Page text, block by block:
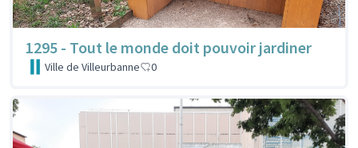
1295 - Tout le monde doit pouvoir jardiner
Ville de Villeurbanne 0